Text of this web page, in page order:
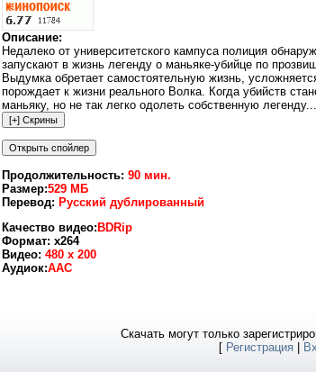
Описание:
Недалеко от университетского кампуса полиция
запускают в жизнь легенду о маньяке-убийце по
Выдумка обретает самостоятельную жизнь,
порождает к жизни реального Волка. Когда убийств
маньяку, но не так легко одолеть собственную легенду...
Продолжительность: 90 мин.
Размер:529 МБ
Перевод: Русский дублированный
Качество видео: BDRip
Формат: x264
Видео: 480 x 200
Аудиок:ААС
Скачать могут только
[ Регистрация